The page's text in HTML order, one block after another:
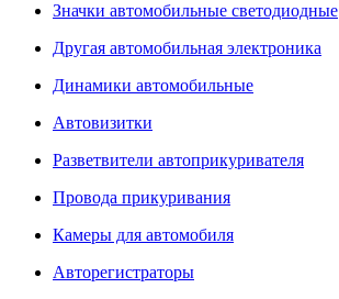
Значки автомобильные светодиодные
Другая автомобильная электроника
Динамики автомобильные
Автовизитки
Разветвители автоприкуривателя
Провода прикуривания
Камеры для автомобиля
Авторегистраторы